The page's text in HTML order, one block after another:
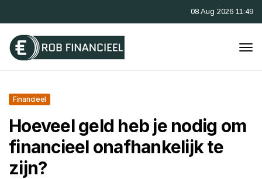
08 Aug 2026 11:49
Financieel
Hoeveel geld heb je nodig om
financieel onafhankelijk te
zijn?